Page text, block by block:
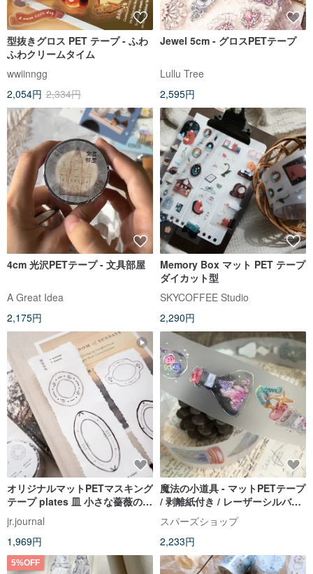
型抜きグロス PET テープ - ふわ
ふわクリームタイム
wwiinngg
2,054円 2,334円
Jewel 5cm - グロスPETテープ
Lullu Tree
2,595円
4cm 光沢PETテープ - 文具部屋
A Great Idea
2,175円
Memory Box マット PET テープ
ダイカット型
SKYCOFFEE Studio
2,290円
オリジナルマットPETマスキング
テープ plates 皿 小さな薔薇の花
束
jr.journal
1,969円
魔法の小道具 - マットPETテープ
/ 剥離紙付き / レーザーシルバー
加工
スパーズショップ
2,233円
5%OFF